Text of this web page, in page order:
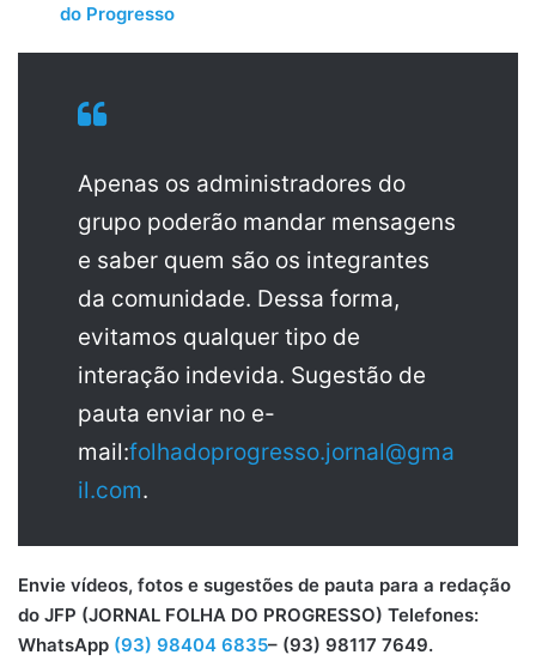
do Progresso
Apenas os administradores do
grupo poderão mandar mensagens
e saber quem são os integrantes
da comunidade. Dessa forma,
evitamos qualquer tipo de
interação indevida. Sugestão de
pauta enviar no e-
mail:folhadoprogresso.jornal@gma
il.com.
Envie vídeos, fotos e sugestões de pauta para a redação
do JFP (JORNAL FOLHA DO PROGRESSO) Telefones:
WhatsApp (93) 98404 6835– (93) 98117 7649.